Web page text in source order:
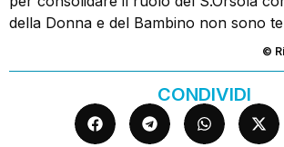
della Donna e del Bambino non sono
©
CONDIVIDI